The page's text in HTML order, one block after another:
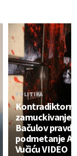
POLITIKA
zamuckivanje:
Bačulov
podmetanje
Vučiću VIDEO